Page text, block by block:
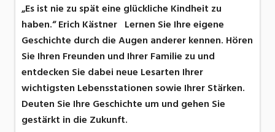
„Es ist nie zu spät eine glückliche Kindheit zu
haben.“ Erich Kästner Lernen Sie Ihre eigene
Geschichte durch die Augen anderer kennen. Hören
Sie Ihren Freunden und Ihrer Familie zu und
entdecken Sie dabei neue Lesarten Ihrer
wichtigsten Lebensstationen sowie Ihrer Stärken.
Deuten Sie Ihre Geschichte um und gehen Sie
gestärkt in die Zukunft.